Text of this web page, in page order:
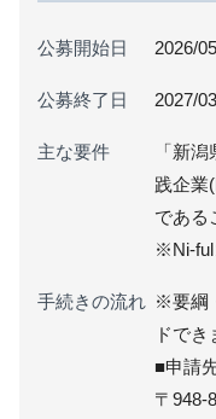
公募開始日 2026/
公募終了日 2027/
主な要件
「新
践企業
である
※Ni-ful
手続きの流れ ※要綱
ドでき
■申請
〒948-